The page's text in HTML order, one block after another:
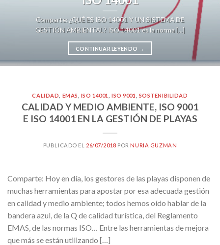
Comparte: ¿QUÉ ES ISO 14001 Y UN SISTEMA DE
GESTIÓN AMBIENTAL? ISO 14001 es la norma [...]
CONTINUAR LEYENDO →
CALIDAD EMAS ISO 14001 ,ISO 9001 SOSTENIBILIDAD
CALIDAD Y MEDIO AMBIENTE, ISO 9001
E ISO 14001 EN LA GESTIÓN DE PLAYAS
PUBLICADO EL 26/07/2018 PORNURIA GUZMAN
Comparte: Hoy en día, los gestores de las playas disponen de
muchas herramientas para apostar por esa adecuada gestión
en calidad y medio ambiente; todos hemos oído hablar de la
bandera azul, de la Q de calidad turística, del Reglamento
EMAS, de las normas ISO… Entre las herramientas de mejora
que más se están utilizando […]